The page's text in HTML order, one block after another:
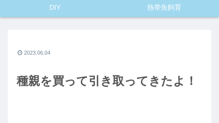
DIY 熱帯魚飼育
種親を買って引き取ってきたよ！
2023.06.04